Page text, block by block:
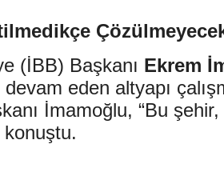
(İBB) Başkanı Ekrem
eden altyapı
İmamoğlu, “Bu
konuştu.